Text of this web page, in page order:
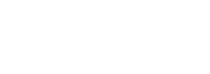
pour chaque type de